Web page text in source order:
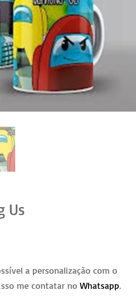
Us
a personalização com o
me contatar no Whatsapp.